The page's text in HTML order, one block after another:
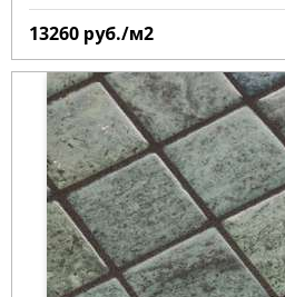
13260 руб./м2